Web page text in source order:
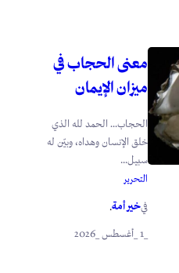
معنى الحجاب في
ميزان الإيمان
الحجاب… الحمد لله الذي
خلق الإنسان وهداه، وبيّن له
سبيل...
التحرير
فيخير أمة.
_1 _أغسطس _2026